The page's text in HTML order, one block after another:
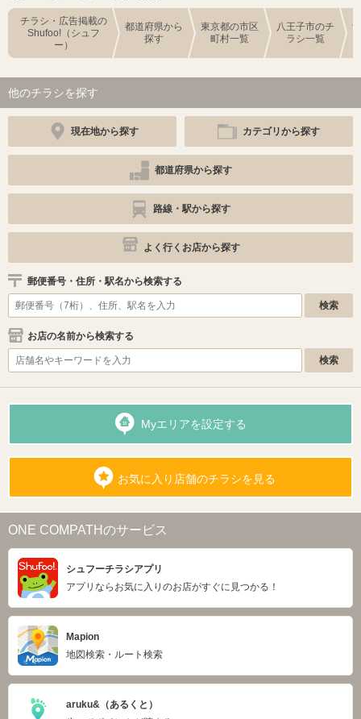
チラシ・広告掲載の
Shufoo!（シュフ
ー）
都道府県から
探す
東京都の市区
町村一覧
八王子市のチ
ラシ一覧
他のチラシを探す
現在地から探す カテゴリから探す
都道府県から探す
路線・駅から探す
よく行くお店から探す
郵便番号・住所・駅名から検索する
お店の名前から検索する
Myエリアを設定する
お気に入り店舗のチラシを見る
ONE COMPATHのサービス
シュフーチラシアプリ
アプリならお気に入りのお店がすぐに見つかる！
Mapion
地図検索・ルート検索
aruku&（あるくと）